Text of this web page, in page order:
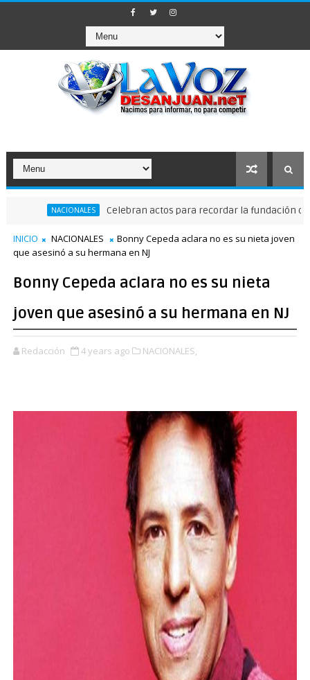
NACIONALES Celebran actos para recordar la fundación de Santo
INICIO NACIONALES
Bonny Cepeda aclara no es su nieta joven
que asesinó a su hermana en NJ
Bonny Cepeda aclara no es su nieta
joven que asesinó a su hermana en NJ
Redacción 4 years ago NACIONALES,